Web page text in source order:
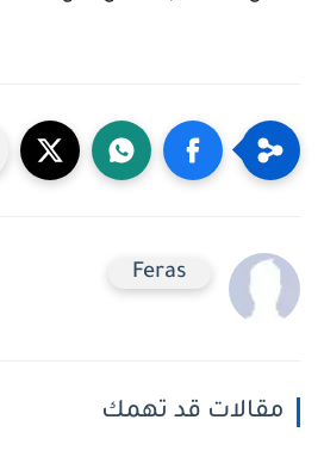
Feras
مقالات قد تهمك